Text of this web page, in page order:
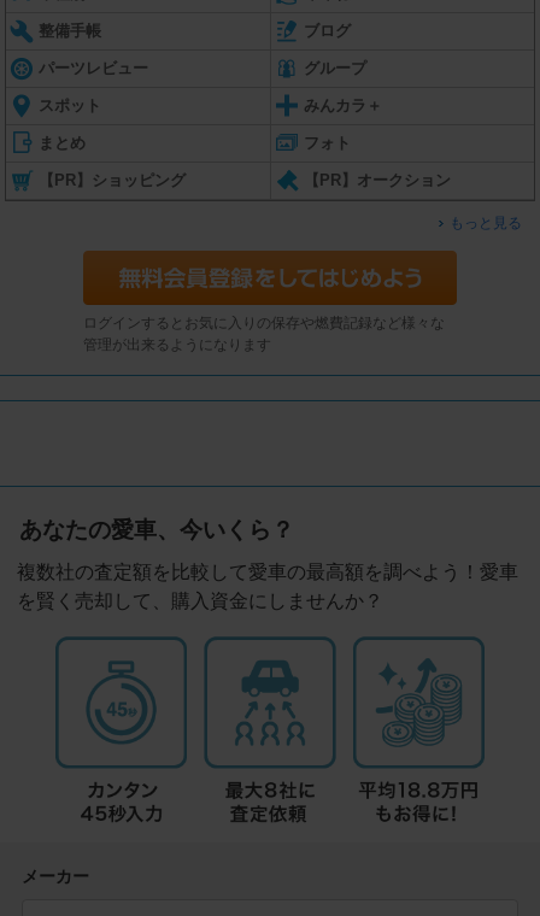
整備手帳 ブログ
パーツレビュー グループ
スポット みんカラ＋
まとめ フォト
【PR】ショッピング 【PR】オークション
もっと見る
ログインするとお気に入りの保存や燃費記録など様々な
管理が出来るようになります
あなたの愛車、今いくら？
複数社の査定額を比較して愛車の最高額を調べよう！愛車
を賢く売却して、購入資金にしませんか？
メーカー